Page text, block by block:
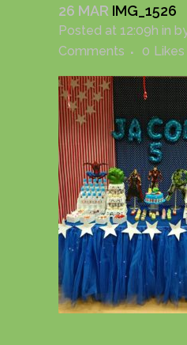
26 MAR IMG_1526
Posted at 12:09h in
Comments
0 Likes